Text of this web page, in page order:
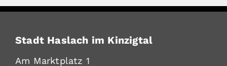
Stadt Haslach im Kinzigtal
Am Marktplatz 1